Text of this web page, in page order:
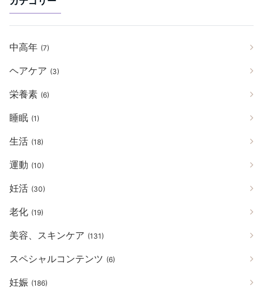
中高年 (7)
ヘアケア (3)
栄養素 (6)
睡眠 (1)
生活 (18)
運動 (10)
妊活 (30)
老化 (19)
美容、スキンケア (131)
スペシャルコンテンツ (6)
妊娠 (186)